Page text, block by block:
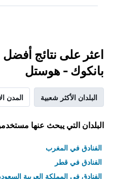
اعثر على نتائج
بانكوك - هوستل
البلدان الأكثر شعبية المدن
البلدان التي يبحث عنها
الفنادق في المغرب
الفنادق في قطر
الفنادق في المملكة العربية